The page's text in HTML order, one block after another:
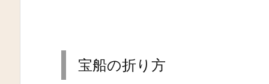
宝船の折り方